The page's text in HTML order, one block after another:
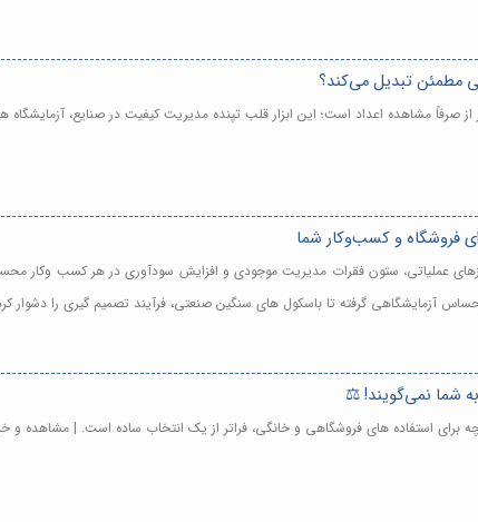
مطمئن تبدیل می‌کند؟
از صرفاً مشاهده اعداد است؛ این ابزار قلب تپنده مدیریت کیفیت در صنایع،
فروشگاه و کسب‌وکار شما
عملیاتی، ستون فقرات مدیریت موجودی و افزایش سودآوری در هر کسب وکار
حساس آزمایشگاهی گرفته تا باسکول های سنگین صنعتی، فرآیند تصمیم گیری را
برای استفاده های فروشگاهی و خانگی، فراتر از یک انتخاب ساده است. | مشاهده و